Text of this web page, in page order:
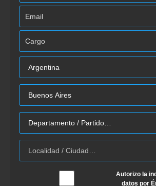
Autorizo la
datos por